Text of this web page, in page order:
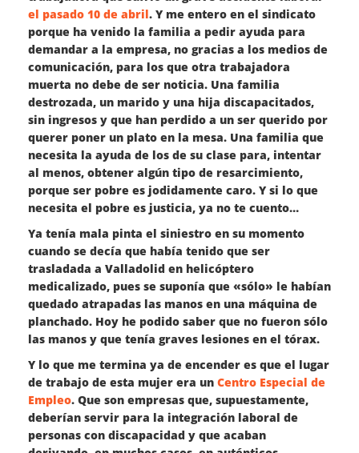
el pasado 10 de abril. Y me entero en el sindicato
porque ha venido la familia a pedir ayuda para
demandar a la empresa, no gracias a los medios de
comunicación, para los que otra trabajadora
muerta no debe de ser noticia. Una familia
destrozada, un marido y una hija discapacitados,
sin ingresos y que han perdido a un ser querido por
querer poner un plato en la mesa. Una familia que
necesita la ayuda de los de su clase para, intentar
al menos, obtener algún tipo de resarcimiento,
porque ser pobre es jodidamente caro. Y si lo que
necesita el pobre es justicia, ya no te cuento…
Ya tenía mala pinta el siniestro en su momento
cuando se decía que había tenido que ser
trasladada a Valladolid en helicóptero
medicalizado, pues se suponía que «sólo» le habían
quedado atrapadas las manos en una máquina de
planchado. Hoy he podido saber que no fueron sólo
las manos y que tenía graves lesiones en el tórax.
Y lo que me termina ya de encender es que el lugar
de trabajo de esta mujer era un Centro Especial de
Empleo. Que son empresas que, supuestamente,
deberían servir para la integración laboral de
personas con discapacidad y que acaban